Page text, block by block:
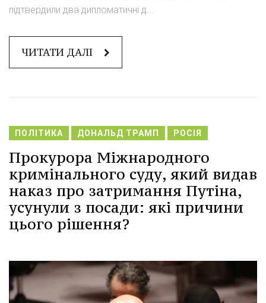
підтвердили два дипломатичні д...
ЧИТАТИ ДАЛІ
ПОЛІТИКА ДОНАЛЬД ТРАМП РОСІЯ
Прокурора Міжнародного
кримінального суду, який видав
наказ про затримання Путіна,
усунули з посади: які причини
цього рішення?